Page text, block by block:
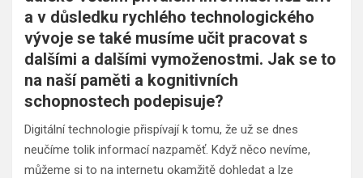
a v důsledku rychlého technologického
vývoje se také musíme učit pracovat s
dalšími a dalšími vymoženostmi. Jak se to
na naší paměti a kognitivních
schopnostech podepisuje?
Digitální technologie přispívají k tomu, že už se dnes
neučíme tolik informací nazpaměť. Když něco nevíme,
můžeme si to na internetu okamžitě dohledat a lze